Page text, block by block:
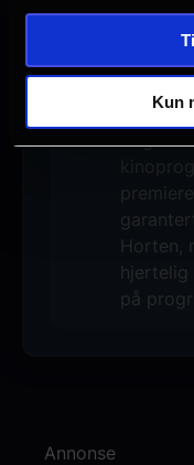
Kun
Ingen
Denne
Horten,
hjertelig
på
Annonse